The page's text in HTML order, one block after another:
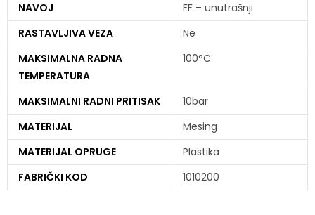
NAVOJ
FF – unutrašnji
RASTAVLJIVA VEZA
Ne
MAKSIMALNA RADNA
TEMPERATURA
100°C
MAKSIMALNI RADNI PRITISAK
10bar
MATERIJAL
Mesing
MATERIJAL OPRUGE
Plastika
FABRIČKI KOD
1010200